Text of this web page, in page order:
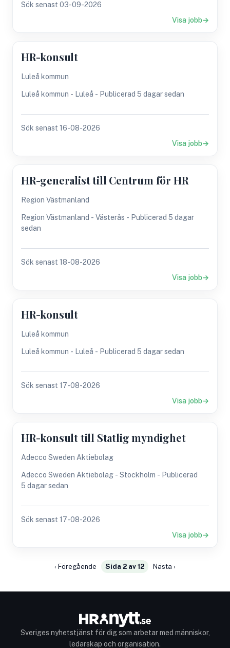
Sök senast 03-09-2026
Visa jobb
HR-konsult
Luleå kommun
Luleå kommun - Luleå - Publicerad 5 dagar sedan
Sök senast 16-08-2026
Visa jobb
HR-generalist till Centrum för HR
Region Västmanland
Region Västmanland - Västerås - Publicerad 5 dagar
sedan
Sök senast 18-08-2026
Visa jobb
HR-konsult
Luleå kommun
Luleå kommun - Luleå - Publicerad 5 dagar sedan
Sök senast 17-08-2026
Visa jobb
HR-konsult till Statlig myndighet
Adecco Sweden Aktiebolag
Adecco Sweden Aktiebolag - Stockholm - Publicerad
5 dagar sedan
Sök senast 17-08-2026
Visa jobb
‹ Föregående Sida 2 av 12 Nästa ›
Sveriges nyhetstjänst för dig som arbetar med människor,
ledarskap och organisation.